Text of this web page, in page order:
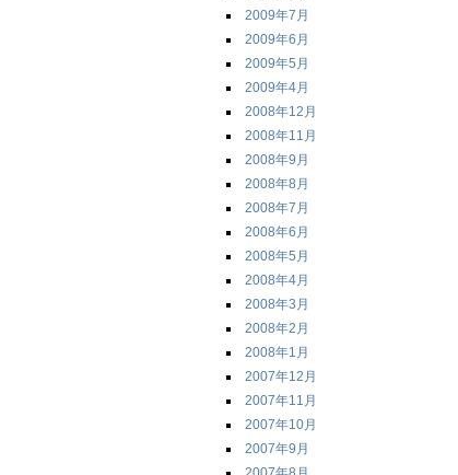
2009年7月
2009年6月
2009年5月
2009年4月
2008年12月
2008年11月
2008年9月
2008年8月
2008年7月
2008年6月
2008年5月
2008年4月
2008年3月
2008年2月
2008年1月
2007年12月
2007年11月
2007年10月
2007年9月